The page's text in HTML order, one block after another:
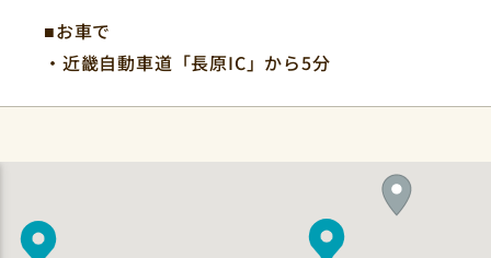
■お車で
・近畿自動車道「長原IC」から5分